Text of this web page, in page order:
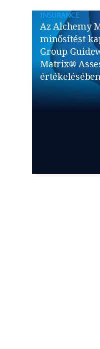
INSURANCE
Az Alchemy
minősítést
Group
Matrix®